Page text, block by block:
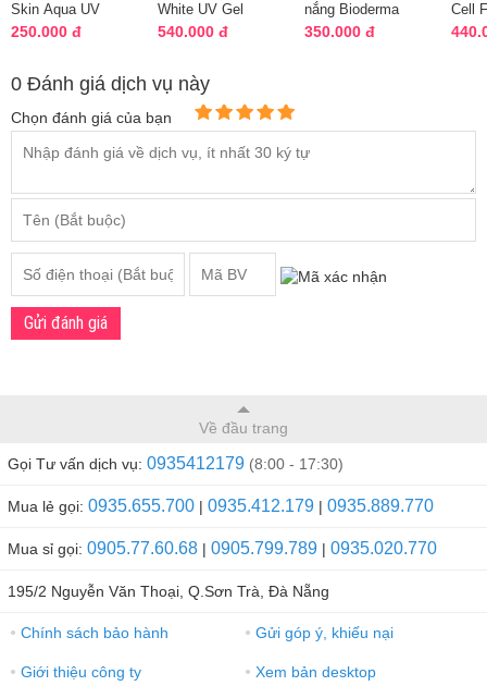
Skin Aqua UV
Super Moisture
250.000 đ
White UV Gel
Sekkisei Kose
540.000 đ
nắng Bioderma
Photoderm & nước
350.000 đ
Cell
0 Đánh giá dịch vụ này
Chọn đánh giá của bạn
Gửi đánh giá
Về đầu trang
Gọi Tư vấn dịch vụ: 0935412179 (8:00 - 17:30)
Mua lẻ gọi: 0935.655.700 | 0935.412.179 | 0935.889.770
Mua sỉ gọi: 0905.77.60.68 | 0905.799.789 | 0935.020.770
195/2 Nguyễn Văn Thoại, Q.Sơn Trà, Đà Nẵng
● Chính sách bảo hành ● Gửi góp ý, khiếu nại
● Giới thiệu công ty ● Xem bản desktop